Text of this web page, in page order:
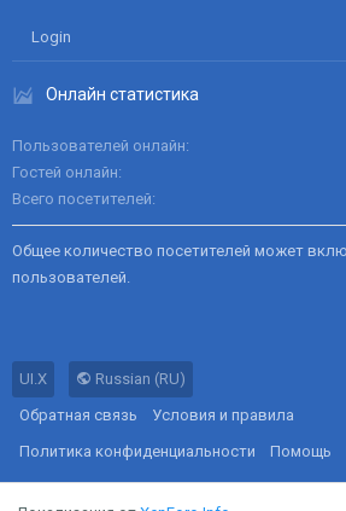
Login
Онлайн статистика
Пользователей онлайн
Гостей онлайн
Всего посетителей
Общее количество посетителей может
пользователей.
UI.X
Russian (RU)
Обратная связь
Условия и правила
Политика конфиденциальности
Помощь